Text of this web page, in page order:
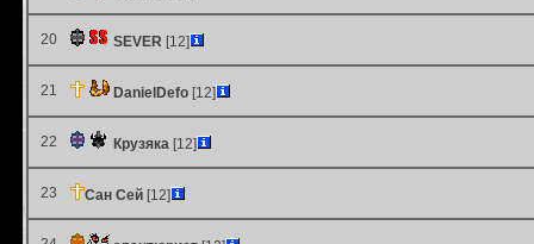
20 SEVER [12]
21 DanielDefo [12]
22 Крузяка [12]
23 Сан Сей [12]